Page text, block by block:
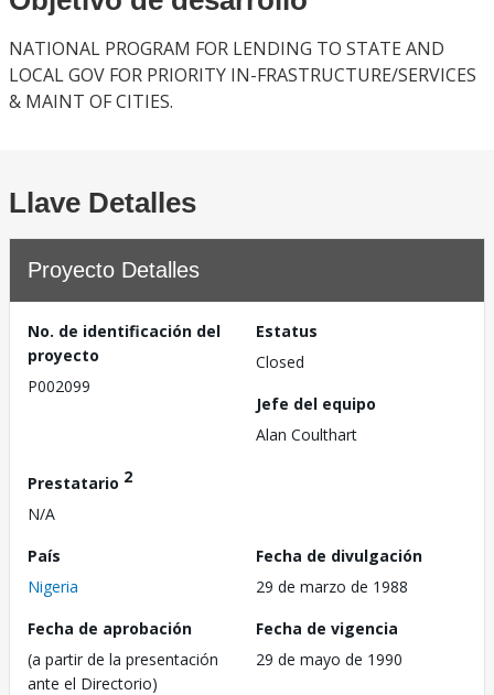
NATIONAL PROGRAM FOR LENDING TO STATE AND
LOCAL GOV FOR PRIORITY IN-FRASTRUCTURE/SERVICES
& MAINT OF CITIES.
Llave Detalles
Proyecto Detalles
No. de identificación del
proyecto
P002099
Estatus
Closed
Jefe del equipo
Alan Coulthart
Prestatario 2
N/A
País
Nigeria
Fecha de divulgación
29 de marzo de 1988
Fecha de aprobación
(a partir de la presentación
ante el Directorio)
Fecha de vigencia
29 de mayo de 1990